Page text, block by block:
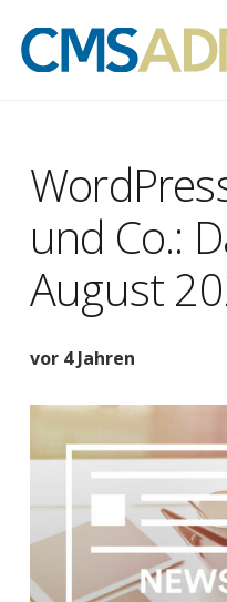
und Co.:
August
vor 4 Jahren